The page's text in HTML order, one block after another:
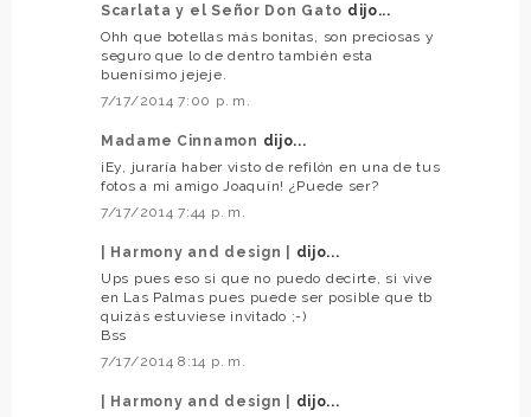
Scarlata y el Señor Don Gato dijo...
Ohh que botellas más bonitas, son preciosas y
seguro que lo de dentro también esta
buenísimo jejeje.
7/17/2014 7:00 p. m.
Madame Cinnamon dijo...
¡Ey, juraría haber visto de refilón en una de tus
fotos a mi amigo Joaquín! ¿Puede ser?
7/17/2014 7:44 p. m.
| Harmony and design |
dijo...
Ups pues eso si que no puedo decirte, si vive
en Las Palmas pues puede ser posible que tb
quizás estuviese invitado ;-)
Bss
7/17/2014 8:14 p. m.
| Harmony and design |
dijo...